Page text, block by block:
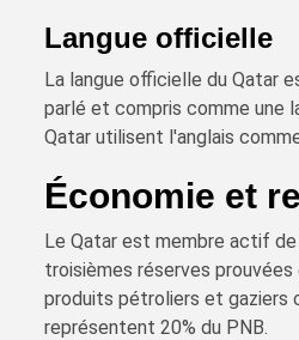
Langue officielle
La langue officielle du Qatar
parlé et compris comme une
Qatar utilisent l'anglais
Économie et
Le Qatar est membre actif
troisièmes réserves prouvées
produits pétroliers et gaziers
représentent 20% du PNB.